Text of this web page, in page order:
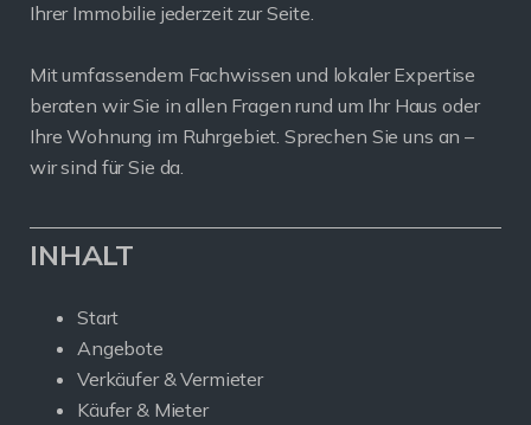
Ihrer Immobilie jederzeit zur Seite.
Mit umfassendem Fachwissen und lokaler Expertise
beraten wir Sie in allen Fragen rund um Ihr Haus oder
Ihre Wohnung im Ruhrgebiet. Sprechen Sie uns an –
wir sind für Sie da.
INHALT
Start
Angebote
Verkäufer & Vermieter
Käufer & Mieter